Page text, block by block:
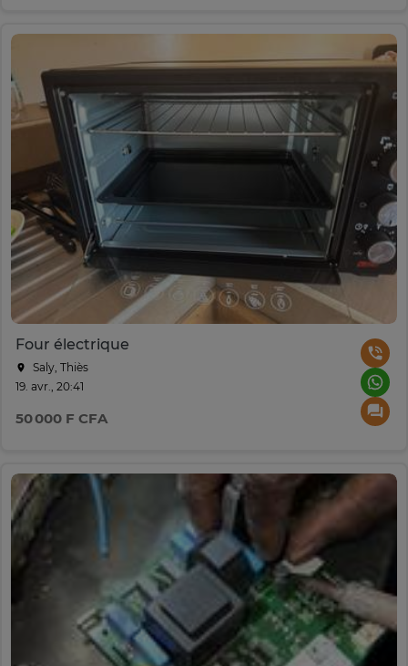
Four électrique
Saly, Thiès
19. avr., 20:41
50 000 F CFA